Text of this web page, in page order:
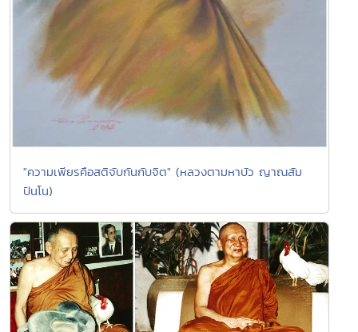
"ความเพียรคือสติจับกันกับจิต" (หลวงตามหาบัว ญาณสัม
ปันโน)